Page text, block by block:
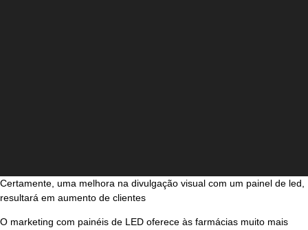
Certamente, uma melhora na divulgação visual com um painel de led,
resultará em aumento de clientes
O marketing com painéis de LED oferece às farmácias muito mais